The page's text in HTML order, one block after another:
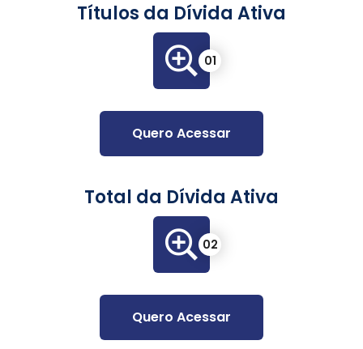
Títulos da Dívida Ativa
01
Quero Acessar
Total da Dívida Ativa
02
Quero Acessar